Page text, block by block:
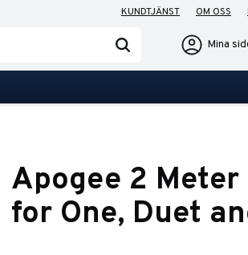
KUNDTJÄNST OM OSS
Mina
Apogee 2 Meter
for One, Duet